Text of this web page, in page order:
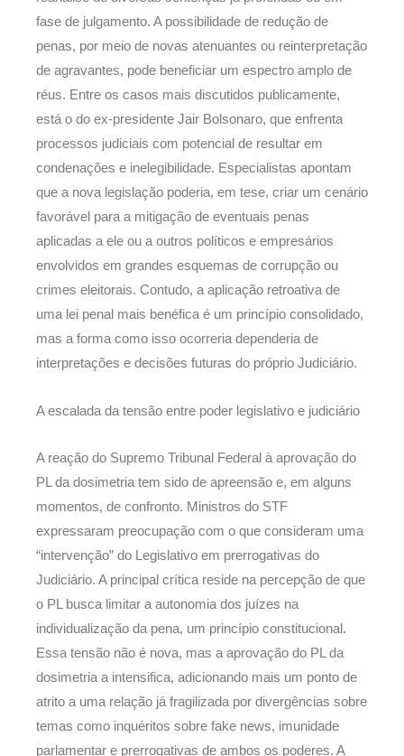
fase de julgamento. A possibilidade de redução de
penas, por meio de novas atenuantes ou reinterpretação
de agravantes, pode beneficiar um espectro amplo de
réus. Entre os casos mais discutidos publicamente,
está o do ex-presidente Jair Bolsonaro, que enfrenta
processos judiciais com potencial de resultar em
condenações e inelegibilidade. Especialistas apontam
que a nova legislação poderia, em tese, criar um cenário
favorável para a mitigação de eventuais penas
aplicadas a ele ou a outros políticos e empresários
envolvidos em grandes esquemas de corrupção ou
crimes eleitorais. Contudo, a aplicação retroativa de
uma lei penal mais benéfica é um princípio consolidado,
mas a forma como isso ocorreria dependeria de
interpretações e decisões futuras do próprio Judiciário.
A escalada da tensão entre poder legislativo e judiciário
A reação do Supremo Tribunal Federal à aprovação do
PL da dosimetria tem sido de apreensão e, em alguns
momentos, de confronto. Ministros do STF
expressaram preocupação com o que consideram uma
“intervenção” do Legislativo em prerrogativas do
Judiciário. A principal crítica reside na percepção de que
o PL busca limitar a autonomia dos juízes na
individualização da pena, um princípio constitucional.
Essa tensão não é nova, mas a aprovação do PL da
dosimetria a intensifica, adicionando mais um ponto de
atrito a uma relação já fragilizada por divergências sobre
temas como inquéritos sobre fake news, imunidade
parlamentar e prerrogativas de ambos os poderes. A